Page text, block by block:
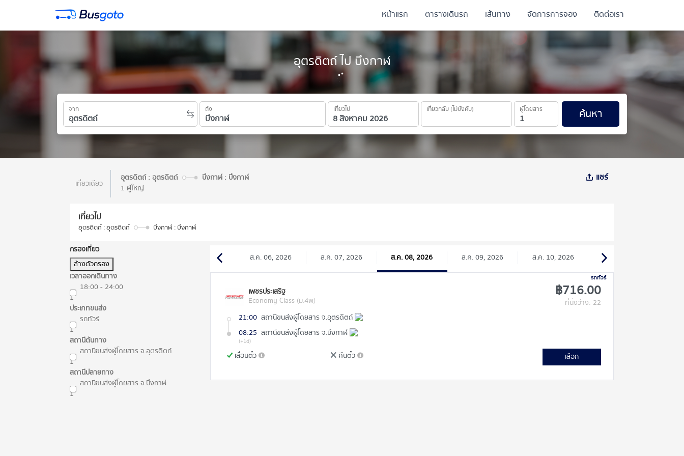
อุตรดิตถ์ ไป บึงกาฬ
จาก ถึง เที่ยวไป เที่ยวกลับ (ไม่บังคับ) ผู้โดยสาร ค้นหา
หน้าแรก ตารางเดินรถ เส้นทาง จัดการการจอง ติดต่อเรา
เที่ยวเดียว
อุตรดิตถ์ : อุตรดิตถ์
บึงกาฬ : บึงกาฬ
1 ผู้ใหญ่
แชร์
เที่ยวไป
อุตรดิตถ์ : อุตรดิตถ์ บึงกาฬ : บึงกาฬ
กรองเที่ยว
ล้างตัวกรอง
เวลาออกเดินทาง
18:00 - 24:00
1
ประเภทขนส่ง
รถทัวร์
1
สถานีต้นทาง
สถานีขนส่งผู้โดยสาร จ.อุตรดิตถ์
1
สถานีปลายทาง
สถานีขนส่งผู้โดยสาร จ.บึงกาฬ
1
ส.ค. 06, 2026 ส.ค. 07, 2026 ส.ค. 08, 2026 ส.ค. 09, 2026 ส.ค. 10, 2026
รถทัวร์
เพชรประเสริฐ
Economy Class (ม.4พ)
฿716.00
ที่นั่งว่าง: 22
21:00 สถานีขนส่งผู้โดยสาร จ.อุตรดิตถ์
08:25 สถานีขนส่งผู้โดยสาร จ.บึงกาฬ
(+1d)
เลื่อนตั๋ว คืนตั๋ว เลือก